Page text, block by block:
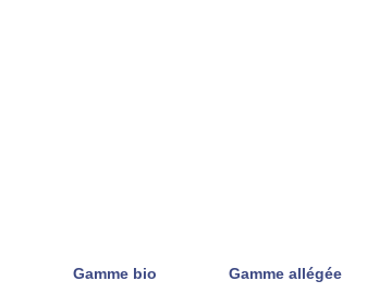
Gamme bio Gamme allégée